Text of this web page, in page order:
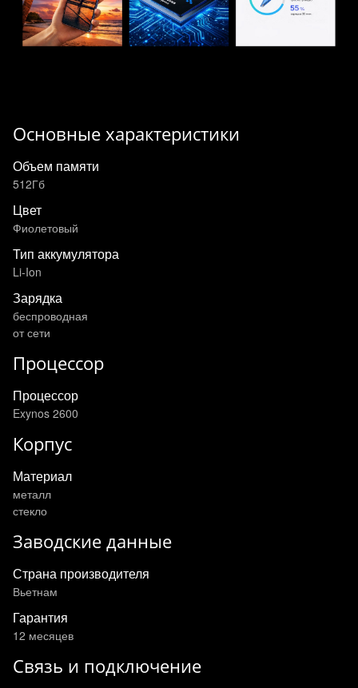
Основные характеристики
Объем памяти
512Гб
Цвет
Фиолетовый
Тип аккумулятора
Li-Ion
Зарядка
беспроводная
от сети
Процессор
Процессор
Exynos 2600
Корпус
Материал
металл
стекло
Заводские данные
Страна производителя
Вьетнам
Гарантия
12 месяцев
Связь и подключение